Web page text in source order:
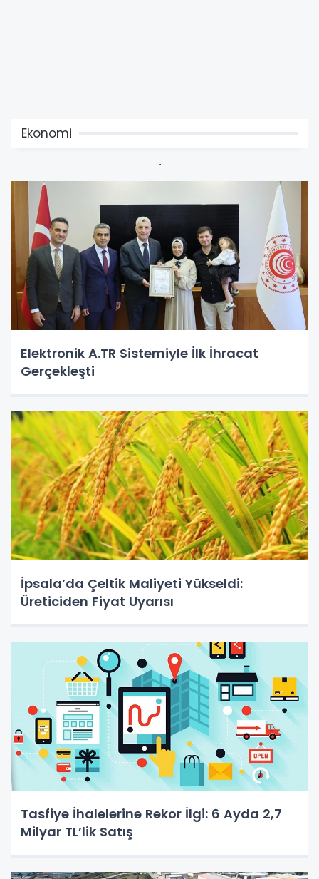
Ekonomi
Elektronik A.TR Sistemiyle İlk İhracat
Gerçekleşti
İpsala’da Çeltik Maliyeti Yükseldi:
Üreticiden Fiyat Uyarısı
Tasfiye İhalelerine Rekor İlgi: 6 Ayda 2,7
Milyar TL’lik Satış